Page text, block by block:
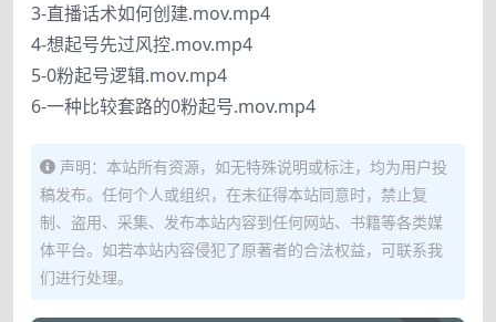
3-直播话术如何创建.mov.mp4
4-想起号先过风控.mov.mp4
5-0粉起号逻辑.mov.mp4
6-一种比较套路的0粉起号.mov.mp4
声明：本站所有资源，如无特殊说明或标注，均为用户投
稿发布。任何个人或组织，在未征得本站同意时，禁止复
制、盗用、采集、发布本站内容到任何网站、书籍等各类媒
体平台。如若本站内容侵犯了原著者的合法权益，可联系我
们进行处理。